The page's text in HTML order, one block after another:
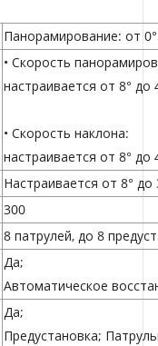
Панорамирование: от
• Скорость
настраивается от 8° до
• Скорость наклона:
настраивается от 8° до
Настраивается от 8° до
300
8 патрулей, до 8
Да;
Автоматическое
Да;
Предустановка;